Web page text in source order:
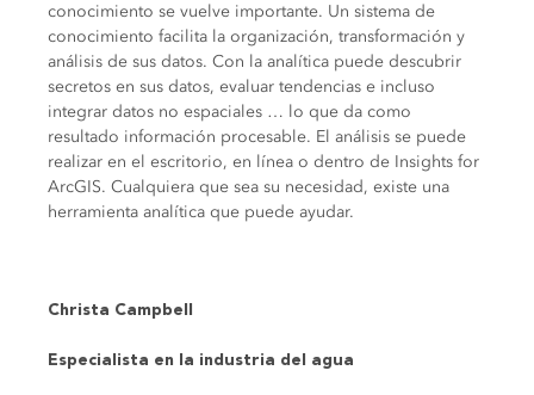
conocimiento se vuelve importante. Un sistema de
conocimiento facilita la organización, transformación y
análisis de sus datos. Con la analítica puede descubrir
secretos en sus datos, evaluar tendencias e incluso
integrar datos no espaciales … lo que da como
resultado información procesable. El análisis se puede
realizar en el escritorio, en línea o dentro de Insights for
ArcGIS. Cualquiera que sea su necesidad, existe una
herramienta analítica que puede ayudar.
Christa Campbell
Especialista en la industria del agua